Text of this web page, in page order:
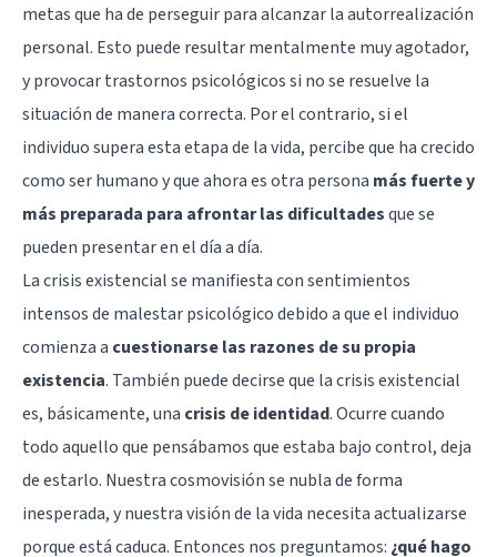
metas que ha de perseguir para alcanzar laautorrealización
personal. Esto puede resultar mentalmente muy agotador,
y provocartrastornos psicológicossi no se resuelve la
situación de manera correcta. Por el contrario, si el
individuo supera esta etapa de la vida, percibe que ha crecido
como ser humano y que ahora es otra persona más fuerte y
más preparada para afrontar las dificultadesque se
pueden presentar en el día a día.
La crisis existencial se manifiesta con sentimientos
intensos de malestar psicológico debido a que el individuo
comienza a cuestionarse las razones de su propia
existencia. También puede decirse que la crisis existencial
es, básicamente, una crisis de identidad. Ocurre cuando
todo aquello que pensábamos que estaba bajo control, deja
de estarlo. Nuestra cosmovisión se nubla de forma
inesperada, y nuestra visión de la vida necesita actualizarse
porque está caduca. Entonces nos preguntamos: ¿qué hago